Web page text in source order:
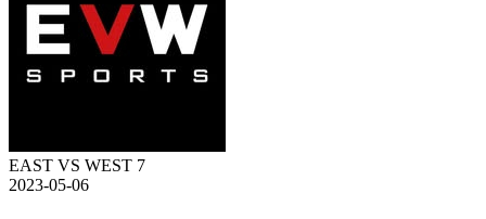
EAST VS WEST 7
2023-05-06